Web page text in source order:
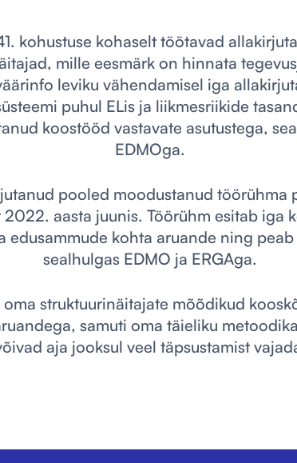
kohustuse kohaselt töötavad
mille eesmärk on hinnata
leviku vähendamisel iga
puhul ELis ja liikmesriikide
koostööd vastavate asutustega,
EDMOga.
pooled moodustanud töörühma
aasta juunis. Töörühm esitab iga
edusammude kohta aruande ning
sealhulgas EDMO ja ERGAga.
struktuurinäitajate mõõdikud
samuti oma täieliku
aja jooksul veel täpsustamist